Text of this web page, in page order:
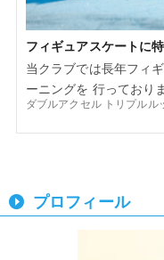
フィギュアスケートに
当クラブでは長年フィ
ーニングを 行っており
ダブルアクセル トリプルル
プロフィール